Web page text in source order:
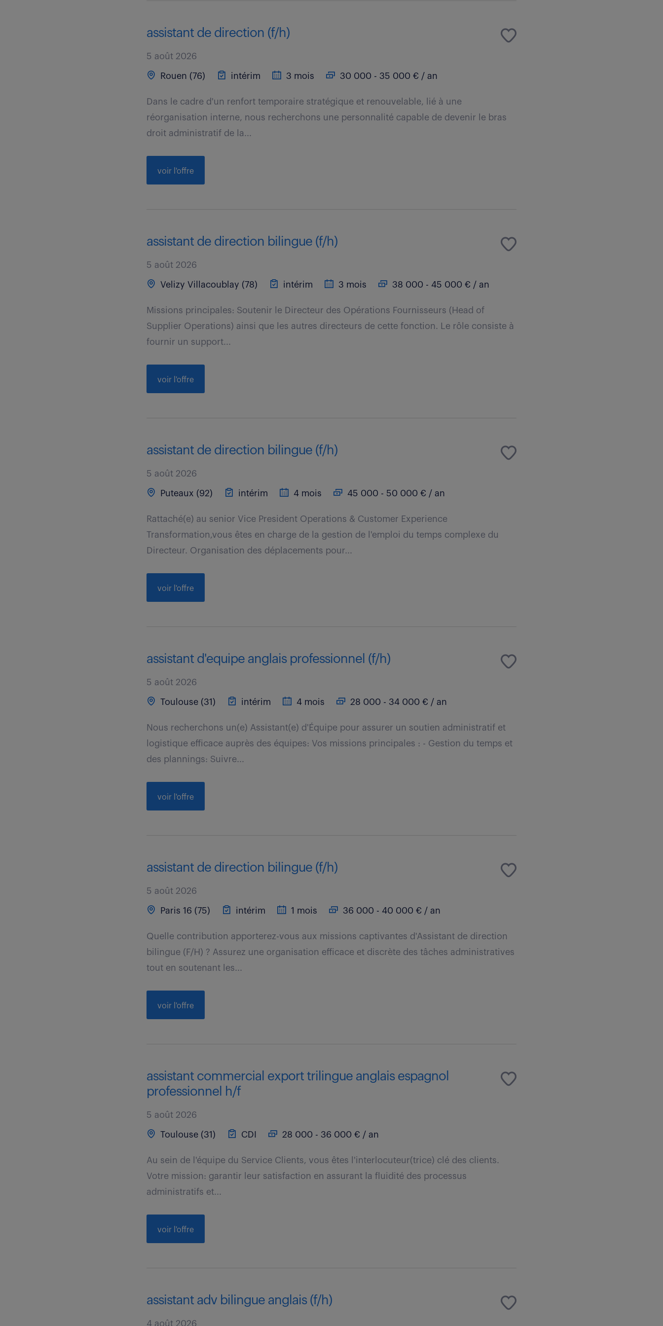
assistant de direction (f/h)
5 août 2026
Rouen (76) intérim 3 mois 30 000 - 35 000 € / an
Dans le cadre d'un renfort temporaire stratégique et renouvelable, lié à une
réorganisation interne, nous recherchons une personnalité capable de devenir le bras
droit administratif de la...
voir l'offre
assistant de direction bilingue (f/h)
5 août 2026
Velizy Villacoublay (78) intérim 3 mois 38 000 - 45 000 € / an
Missions principales: Soutenir le Directeur des Opérations Fournisseurs (Head of
Supplier Operations) ainsi que les autres directeurs de cette fonction. Le rôle consiste à
fournir un support...
voir l'offre
assistant de direction bilingue (f/h)
5 août 2026
Puteaux (92) intérim 4 mois 45 000 - 50 000 € / an
Rattaché(e) au senior Vice President Operations & Customer Experience
Transformation,vous êtes en charge de la gestion de l'emploi du temps complexe du
Directeur. Organisation des déplacements pour...
voir l'offre
assistant d'equipe anglais professionnel (f/h)
5 août 2026
Toulouse (31) intérim 4 mois 28 000 - 34 000 € / an
Nous recherchons un(e) Assistant(e) d'Équipe pour assurer un soutien administratif et
logistique efficace auprès des équipes: Vos missions principales : - Gestion du temps et
des plannings: Suivre...
voir l'offre
assistant de direction bilingue (f/h)
5 août 2026
Paris 16 (75) intérim 1 mois 36 000 - 40 000 € / an
Quelle contribution apporterez-vous aux missions captivantes d'Assistant de direction
bilingue (F/H) ? Assurez une organisation efficace et discrète des tâches administratives
tout en soutenant les...
voir l'offre
assistant commercial export trilingue anglais espagnol
professionnel h/f
5 août 2026
Toulouse (31) CDI 28 000 - 36 000 € / an
Au sein de l'équipe du Service Clients, vous êtes l'interlocuteur(trice) clé des clients.
Votre mission: garantir leur satisfaction en assurant la fluidité des processus
administratifs et...
voir l'offre
assistant adv bilingue anglais (f/h)
4 août 2026